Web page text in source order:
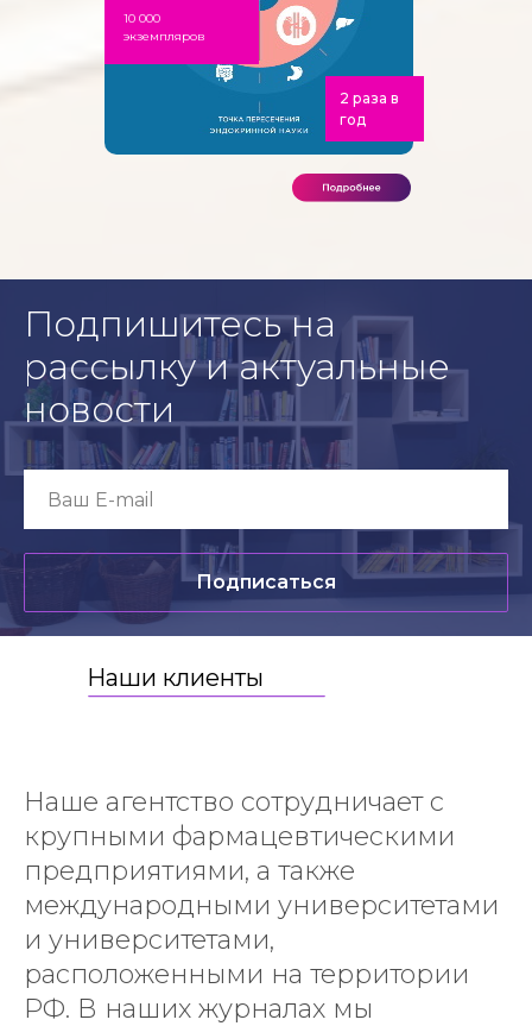
10 000
экземпляров
2 раза в
год
Подпишитесь на
рассылку и актуальные
новости
Подписаться
Наши клиенты
Наше агентство сотрудничает с
крупными фармацевтическими
предприятиями, а также
международными университетами
и университетами,
расположенными на территории
РФ. В наших журналах мы